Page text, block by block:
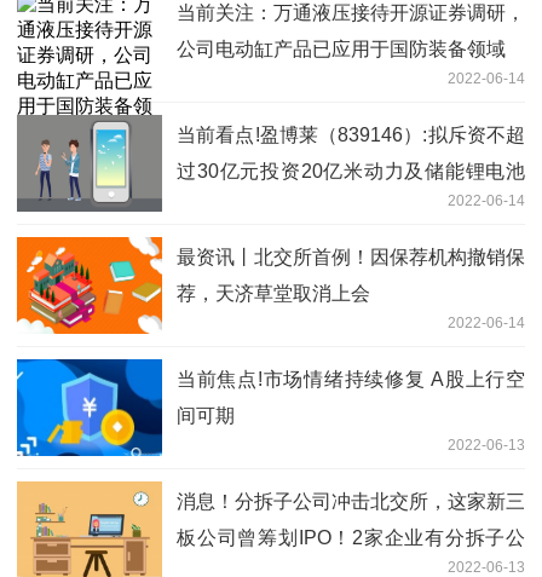
当前关注：万通液压接待开源证券调研，
公司电动缸产品已应用于国防装备领域
2022-06-14
当前看点!盈博莱（839146）:拟斥资不超
过30亿元投资20亿米动力及储能锂电池
2022-06-14
最资讯丨北交所首例！因保荐机构撤销保
荐，天济草堂取消上会
2022-06-14
当前焦点!市场情绪持续修复 A股上行空
间可期
2022-06-13
消息！分拆子公司冲击北交所，这家新三
板公司曾筹划IPO！2家企业有分拆子公
2022-06-13